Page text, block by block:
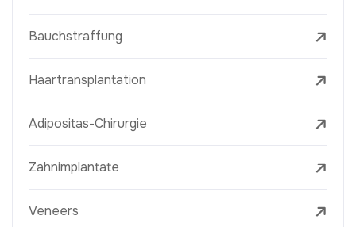
Bauchstraffung
Haartransplantation
Adipositas-Chirurgie
Zahnimplantate
Veneers